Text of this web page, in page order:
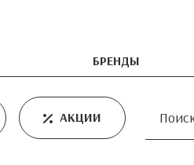
БРЕНДЫ
АКЦИИ